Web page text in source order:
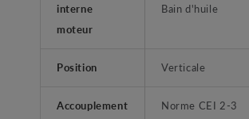
interne
moteur
Bain d'huile
Position Verticale
Accouplement Norme CEI 2-3